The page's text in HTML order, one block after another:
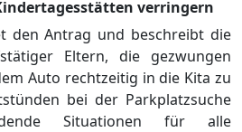
verringern
den Antrag und beschreibt die
Eltern, die gezwungen
Auto rechtzeitig in die Kita zu
bei der Parkplatzsuche
Situationen für alle